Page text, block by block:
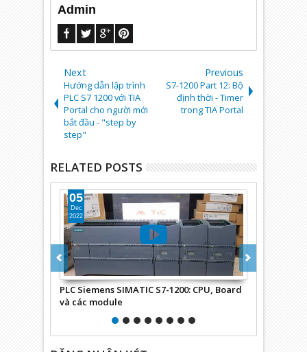
Admin
Next
Hướng dẫn lập trình
PLC S7 1200 với TIA
Portal cho người mới
bắt đầu - "step by
step"
Previous
S7-1200 Part 12: Bộ
định thời - Timer
trong TIA Portal
RELATED POSTS
PLC Siemens SIMATIC S7-1200: CPU, Board
và các module
05
Dec
2022